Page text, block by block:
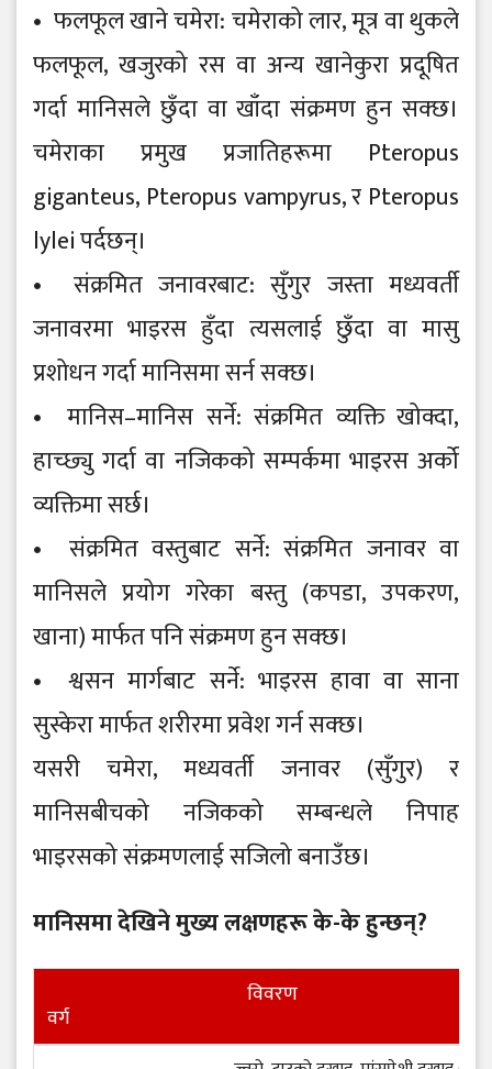
• फलफूल खाने चमेरा: चमेराको लार, मूत्र वा थुकले
फलफूल, खजुरको रस वा अन्य खानेकुरा प्रदूषित
गर्दा मानिसले छुँदा वा खाँदा संक्रमण हुन सक्छ।
चमेराका प्रमुख प्रजातिहरूमा Pteropus
giganteus, Pteropus vampyrus, र Pteropus
lylei पर्दछन्।
• संक्रमित जनावरबाट: सुँगुर जस्ता मध्यवर्ती
जनावरमा भाइरस हुँदा त्यसलाई छुँदा वा मासु
प्रशोधन गर्दा मानिसमा सर्न सक्छ।
• मानिस–मानिस सर्ने: संक्रमित व्यक्ति खोक्दा,
हाच्छ्यु गर्दा वा नजिकको सम्पर्कमा भाइरस अर्को
व्यक्तिमा सर्छ।
• संक्रमित वस्तुबाट सर्ने: संक्रमित जनावर वा
मानिसले प्रयोग गरेका बस्तु (कपडा, उपकरण,
खाना) मार्फत पनि संक्रमण हुन सक्छ।
• श्वसन मार्गबाट सर्ने: भाइरस हावा वा साना
सुस्केरा मार्फत शरीरमा प्रवेश गर्न सक्छ।
यसरी चमेरा, मध्यवर्ती जनावर (सुँगुर) र
मानिसबीचको नजिकको सम्बन्धले निपाह
भाइरसको संक्रमणलाई सजिलो बनाउँछ।
मानिसमा देखिने मुख्य लक्षणहरू के-के हुन्छन्?
वर्ग
विवरण